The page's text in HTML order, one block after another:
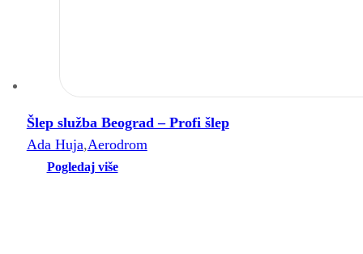
Šlep služba Beograd – Profi šlep
Ada Huja,Aerodrom
Pogledaj više